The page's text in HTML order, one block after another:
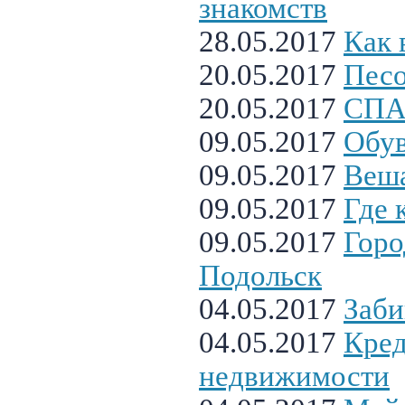
знакомств
28.05.2017 Как
20.05.2017
20.05.2017
09.05.2017
09.05.2017
09.05.2017 Где
09.05.2017
Подольск
04.05.2017
04.05.2017
недвижимости